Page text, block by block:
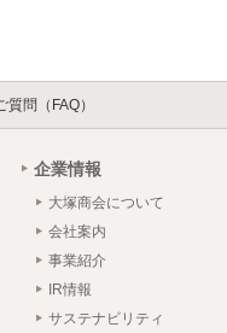
問（FAQ）
企業情報
大塚商会について
会社案内
事業紹介
IR情報
サステナビリティ